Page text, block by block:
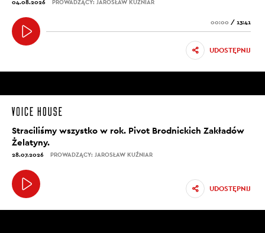
04.08.2026 PROWADZĄCY: JAROSŁAW KUŹNIAR
00:00 / 13:41
UDOSTĘPNIJ
Straciliśmy wszystko w rok. Pivot Brodnickich Zakładów
Żelatyny.
28.07.2026 PROWADZĄCY: JAROSŁAW KUŹNIAR
UDOSTĘPNIJ